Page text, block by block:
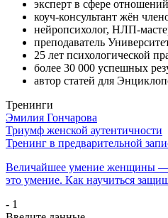
эксперт в сфере отношений
коуч-консультант жён
нейропсихолог, НЛП-
преподаватель
25 лет психологической
более 30 000 успешных
автор статей для
Тренинги
Эмилия Гончарова
Триумф женской аутентичности
Тренинг в предварительной
Величайшее умение женщины —
это умение. Как научиться
- 1